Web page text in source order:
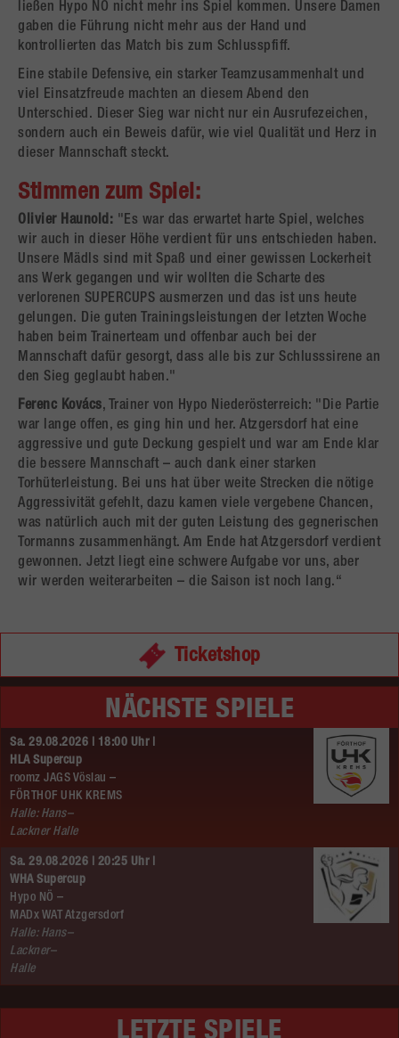
ließen Hypo NÖ nicht mehr ins Spiel kommen. Unsere Damen
gaben die Führung nicht mehr aus der Hand und
kontrollierten das Match bis zum Schlusspfiff.
Eine stabile Defensive, ein starker Teamzusammenhalt und
viel Einsatzfreude machten an diesem Abend den
Unterschied. Dieser Sieg war nicht nur ein Ausrufezeichen,
sondern auch ein Beweis dafür, wie viel Qualität und Herz in
dieser Mannschaft steckt.
Stimmen zum Spiel:
Olivier Haunold: "Es war das erwartet harte Spiel, welches
wir auch in dieser Höhe verdient für uns entschieden haben.
Unsere Mädls sind mit Spaß und einer gewissen Lockerheit
ans Werk gegangen und wir wollten die Scharte des
verlorenen SUPERCUPS ausmerzen und das ist uns heute
gelungen. Die guten Trainingsleistungen der letzten Woche
haben beim Trainerteam und offenbar auch bei der
Mannschaft dafür gesorgt, dass alle bis zur Schlusssirene an
den Sieg geglaubt haben."
Ferenc Kovács, Trainer von Hypo Niederösterreich: "Die Partie
war lange offen, es ging hin und her. Atzgersdorf hat eine
aggressive und gute Deckung gespielt und war am Ende klar
die bessere Mannschaft – auch dank einer starken
Torhüterleistung. Bei uns hat über weite Strecken die nötige
Aggressivität gefehlt, dazu kamen viele vergebene Chancen,
was natürlich auch mit der guten Leistung des gegnerischen
Tormanns zusammenhängt. Am Ende hat Atzgersdorf verdient
gewonnen. Jetzt liegt eine schwere Aufgabe vor uns, aber
wir werden weiterarbeiten – die Saison ist noch lang.“
Ticketshop
NÄCHSTE SPIELE
Sa. 29.08.2026 | 18:00 Uhr |
HLA Supercup
roomz JAGS Vöslau –
FÖRTHOF UHK KREMS
Halle: Hans–
Lackner Halle
Sa. 29.08.2026 | 20:25 Uhr |
WHA Supercup
Hypo NÖ –
MADx WAT Atzgersdorf
Halle: Hans–
Lackner–
Halle
LETZTE SPIELE